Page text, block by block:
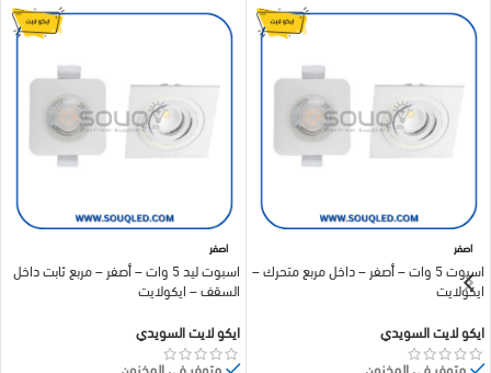
اصفر
اسبوت 5 وات – أصفر – داخل مربع متحرك –
ايكولايت
ايكو لايت السويدي
اصفر
اسبوت ليد 5 وات – أصفر – مربع ثابت داخل
السقف – ايكولايت
ايكو لايت السويدي